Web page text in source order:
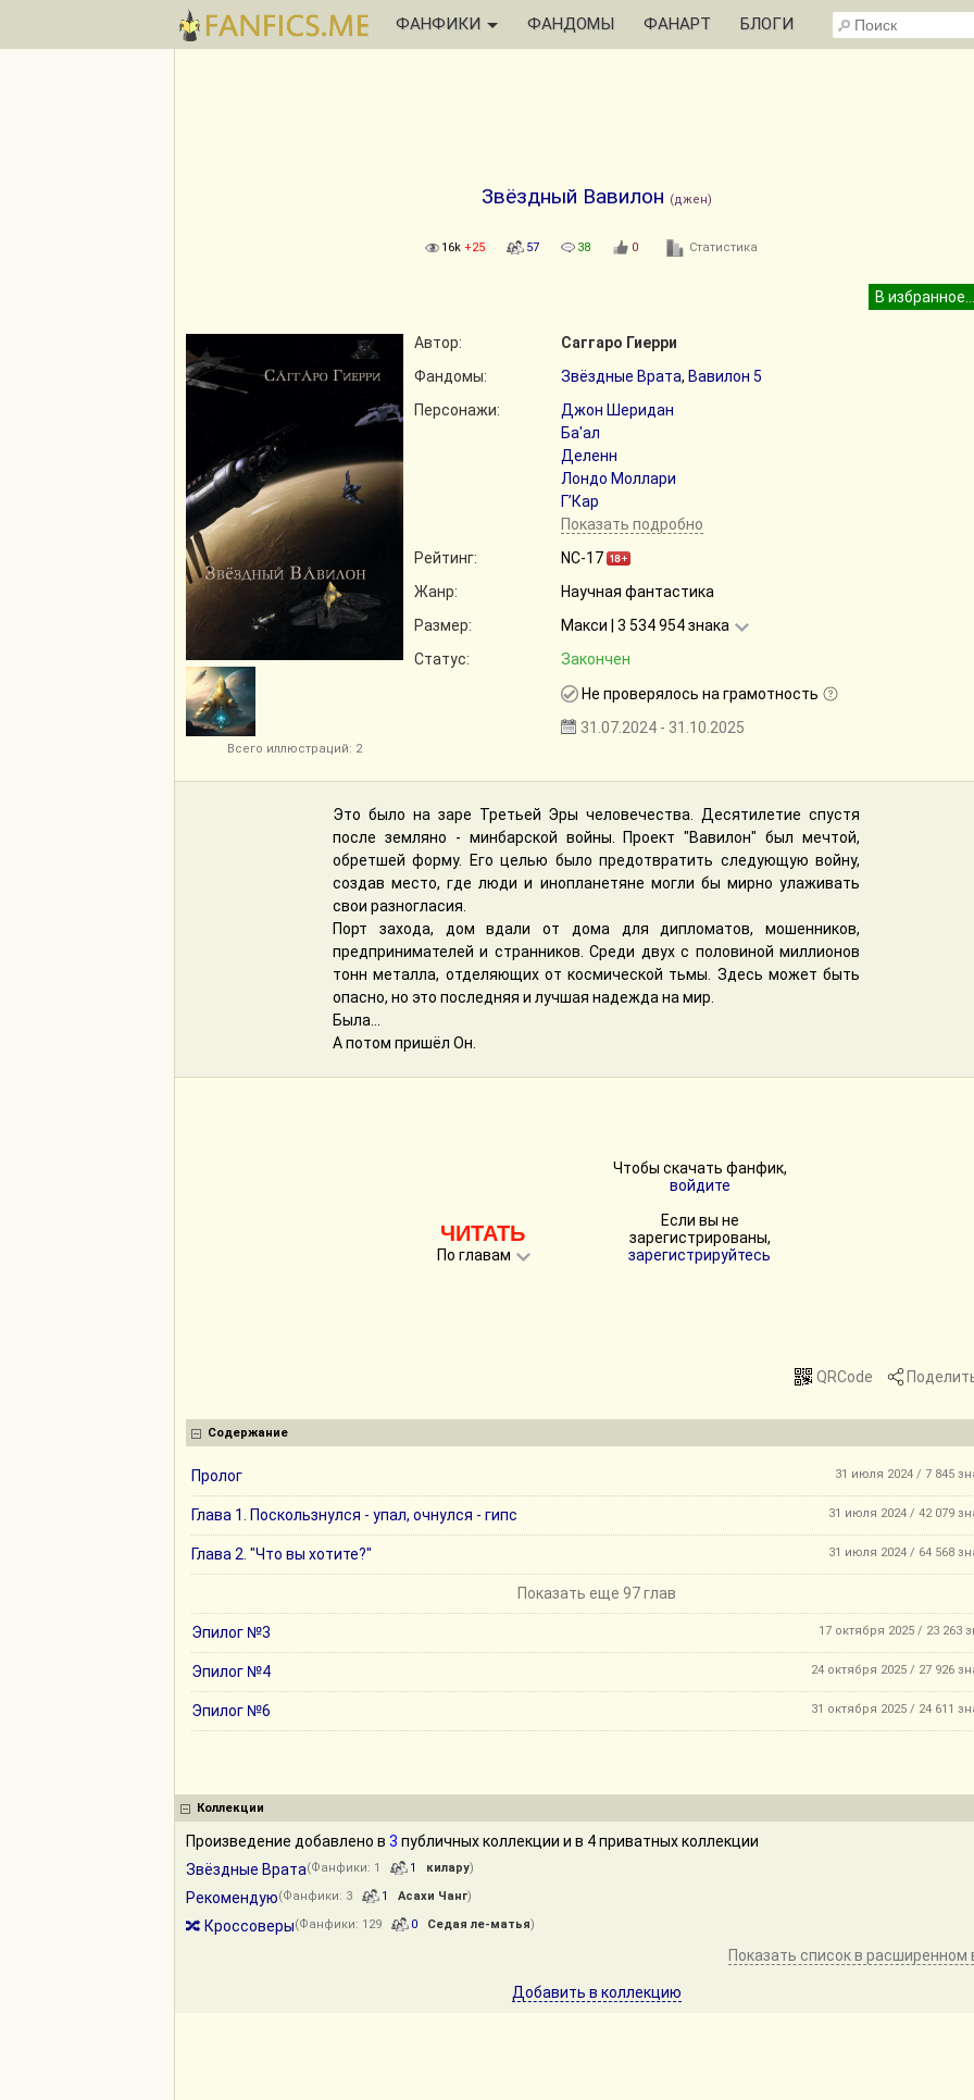
ФАНФИКИ ФАНДОМЫ ФАНАРТ БЛОГИ
Звёздный Вавилон (джен)
16k +25 57 38 0 Статистика
Всего иллюстраций: 2
Автор:
Саггаро Гиерри
Фандомы:
Звёздные Врата, Вавилон 5
Персонажи:
Джон Шеридан
Ба'ал
Деленн
Лондо Моллари
Г’Кар
Показать подробно
Рейтинг:
NC-17
Жанр:
Научная фантастика
Размер:
Макси | 3 534 954 знака
Статус:
Закончен
Не проверялось на грамотность
31.07.2024 - 31.10.2025
Это было на заре Третьей Эры человечества. Десятилетие спустя
после земляно - минбарской войны. Проект "Вавилон" был мечтой,
обретшей форму. Его целью было предотвратить следующую войну,
создав место, где люди и инопланетяне могли бы мирно улаживать
свои разногласия.
Порт захода, дом вдали от дома для дипломатов, мошенников,
предпринимателей и странников. Среди двух с половиной миллионов
тонн металла, отделяющих от космической тьмы. Здесь может быть
опасно, но это последняя и лучшая надежда на мир.
Была...
А потом пришёл Он.
ЧИТАТЬ
По главам
Чтобы скачать фанфик,
войдите
Если вы не
зарегистрированы,
зарегистрируйтесь
QRCode
Содержание
Пролог 31 июля 2024 / 7 845
Глава 1. Поскользнулся - упал, очнулся - гипс 31 июля 2024 / 42 079
Глава 2. "Что вы хотите?" 31 июля 2024 / 64 568
Показать еще 97 глав
Эпилог №3 17 октября 2025 / 23 263
Эпилог №4 24 октября 2025 / 27 926
Эпилог №6 31 октября 2025 / 24 611
Коллекции
Произведение добавлено в 3 публичных коллекции и в 4 приватных коллекции
Звёздные Врата(Фанфики: 1 1 килару)
Рекомендую(Фанфики: 3 1 Асахи Чанг)
🔀 Кроссоверы(Фанфики: 129 0 Седая ле-матья)
Показать список в расширенном
Добавить в коллекцию